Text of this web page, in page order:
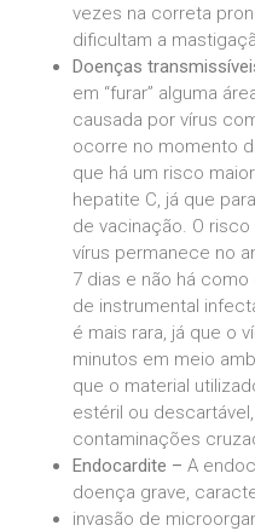
vezes na correta
dificultam a
Doenças
em “furar” alguma
causada por vírus
ocorre no momento
que há um risco
hepatite C, já que
de vacinação. O
vírus permanece no
7 dias e não há
de instrumental
é mais rara, já que o
minutos em meio
que o material
estéril ou
contaminações
Endocardite – A
doença grave,
invasão de